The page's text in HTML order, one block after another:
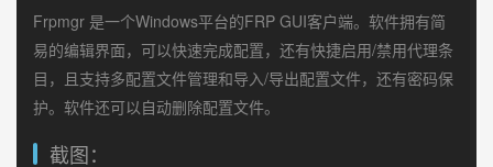
Frpmgr 是一个Windows平台的FRP GUI客户端。软件拥有简
易的编辑界面，可以快速完成配置，还有快捷启用/禁用代理条
目，且支持多配置文件管理和导入/导出配置文件，还有密码保
护。软件还可以自动删除配置文件。
截图：